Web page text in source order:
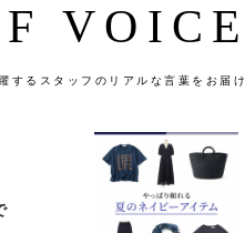
VOICE
るスタッフのリアルな言葉をお届け